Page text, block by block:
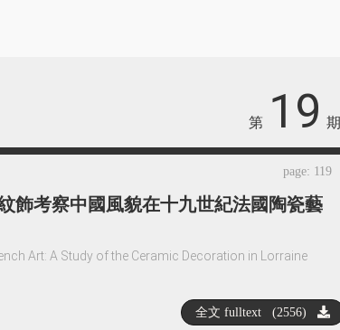
第 19 期
page: 119
飾考察中國風貌在十九世紀法國陶瓷藝
Art: A Study of the Ceramic Decoration in Lorraine